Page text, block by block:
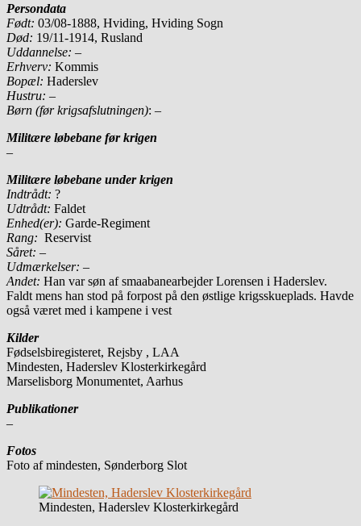
Persondata
Født: 03/08-1888, Hviding, Hviding Sogn
Død: 19/11-1914, Rusland
Uddannelse: –
Erhverv: Kommis
Bopæl: Haderslev
Hustru: –
Børn (før krigsafslutningen): –
Militære løbebane før krigen
–
Militære løbebane under krigen
Indtrådt: ?
Udtrådt: Faldet
Enhed(er): Garde-Regiment
Rang: Reservist
Såret: –
Udmærkelser: –
Andet: Han var søn af smaabanearbejder Lorensen i Haderslev.
Faldt mens han stod på forpost på den østlige krigsskueplads. Havde
også været med i kampene i vest
Kilder
Fødselsbiregisteret, Rejsby , LAA
Mindesten, Haderslev Klosterkirkegård
Marselisborg Monumentet, Aarhus
Publikationer
–
Fotos
Foto af mindesten, Sønderborg Slot
Mindesten, Haderslev Klosterkirkegård